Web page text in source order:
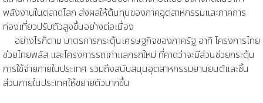
พลังงานในตลาดโลก ส่งผลให้ต้นทุนของภาคอุตสาหกรรมและภาคการ
ท่องเที่ยวปรับตัวสูงขึ้นอย่างต่อเนื่อง
อย่างไรก็ตาม มาตรการกระตุ้นเศรษฐกิจของภาครัฐ อาทิ โครงการไทย
ช่วยไทยพลัส และโครงการรถเก่าแลกรถใหม่ ที่คาดว่าจะมีส่วนช่วยกระตุ้น
การใช้จ่ายภายในประเทศ รวมถึงสนับสนุนอุตสาหกรรมยานยนต์และชิ้น
ส่วนภายในประเทศให้ขยายตัวมากขึ้น